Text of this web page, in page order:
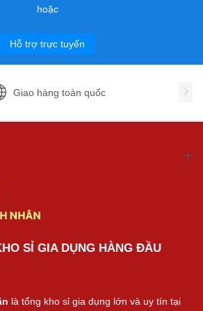
hoặc
Hỗ trợ trực tuyến
Giao hàng toàn quốc
SỈ GIA DỤNG HÀNG ĐẦU
là tổng kho sỉ gia dụng lớn và uy tín tại